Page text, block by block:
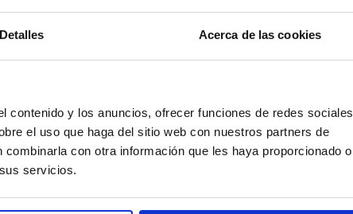
Detalles Acerca de las cookies
contenido y los anuncios, ofrecer funciones de redes sociales
el uso que haga del sitio web con nuestros partners de
con otra información que les haya proporcionado o
servicios.